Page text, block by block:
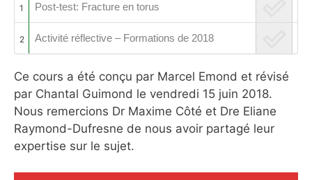
1 Post-test: Fracture en torus
2 Activité réflective – Formations de 2018
Ce cours a été conçu par Marcel Emond et révisé
par Chantal Guimond le vendredi 15 juin 2018.
Nous remercions Dr Maxime Côté et Dre Eliane
Raymond-Dufresne de nous avoir partagé leur
expertise sur le sujet.